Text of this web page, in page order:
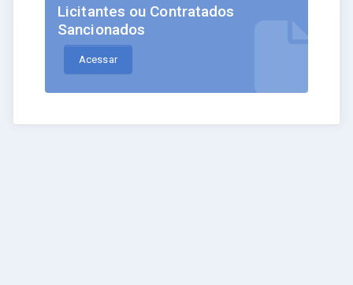
Licitantes ou Contratados
Sancionados
Acessar